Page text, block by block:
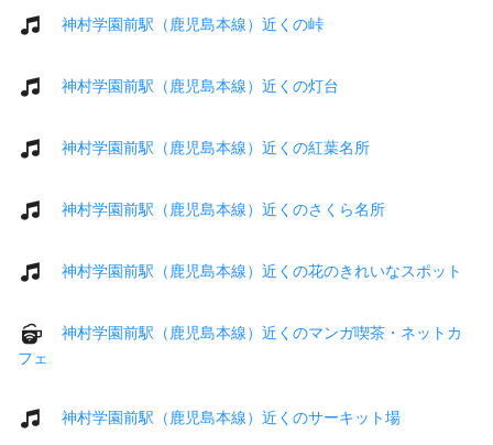
神村学園前駅（鹿児島本線）近くの峠
神村学園前駅（鹿児島本線）近くの灯台
神村学園前駅（鹿児島本線）近くの紅葉名所
神村学園前駅（鹿児島本線）近くのさくら名所
神村学園前駅（鹿児島本線）近くの花のきれいなスポット
神村学園前駅（鹿児島本線）近くのマンガ喫茶・ネットカ
フェ
神村学園前駅（鹿児島本線）近くのサーキット場